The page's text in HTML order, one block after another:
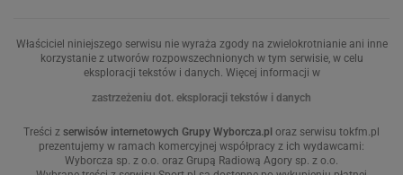
Właściciel niniejszego serwisu nie wyraża zgody na zwielokrotnianie ani inne
korzystanie z utworów rozpowszechnionych w tym serwisie, w celu
eksploracji tekstów i danych. Więcej informacji w
zastrzeżeniu dot. eksploracji tekstów i danych
Treści z serwisów internetowych Grupy Wyborcza.pl oraz serwisu tokfm.pl
prezentujemy w ramach komercyjnej współpracy z ich wydawcami:
Wyborcza sp. z o.o. oraz Grupą Radiową Agory sp. z o.o.